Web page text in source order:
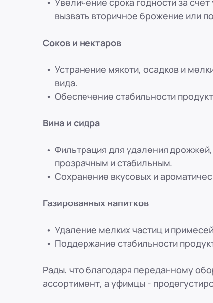
вызвать вторичное брожение или
Соков и нектаров
Устранение мякоти, осадков и
вида.
Обеспечение стабильности
Вина и сидра
Фильтрация для удаления
прозрачным и стабильным.
Сохранение вкусовых и
Газированных напитков
Удаление мелких частиц и
Поддержание стабильности
Рады, что благодаря переданному
ассортимент, а уфимцы -